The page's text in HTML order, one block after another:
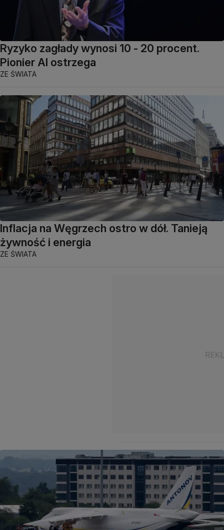
Ryzyko zagłady wynosi 10 - 20 procent.
Pionier AI ostrzega
ZE ŚWIATA
Inflacja na Węgrzech ostro w dół. Tanieją
żywność i energia
ZE ŚWIATA